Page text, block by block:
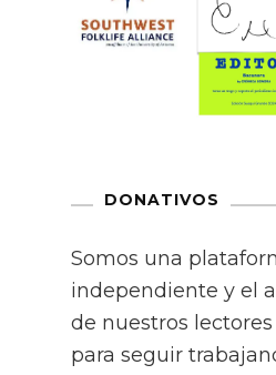
DONATIVOS
Somos una
independiente y el
de nuestros
para seguir